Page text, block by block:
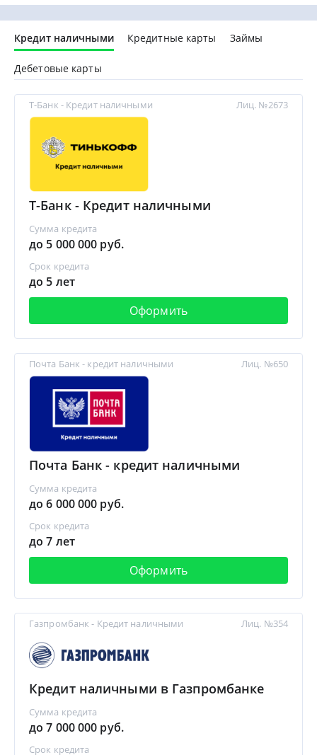
Кредит наличными Кредитные карты Займы
Дебетовые карты
Т-Банк - Кредит наличными
Т-Банк - Кредит наличными
Сумма кредита
до 5 000 000 руб.
Срок кредита
до 5 лет
Оформить
Лиц. №2673
Почта Банк - кредит наличными
Почта Банк - кредит наличными
Сумма кредита
до 6 000 000 руб.
Срок кредита
до 7 лет
Оформить
Лиц. №650
Газпромбанк - Кредит наличными
Кредит наличными в Газпромбанке
Сумма кредита
до 7 000 000 руб.
Срок кредита
Лиц. №354